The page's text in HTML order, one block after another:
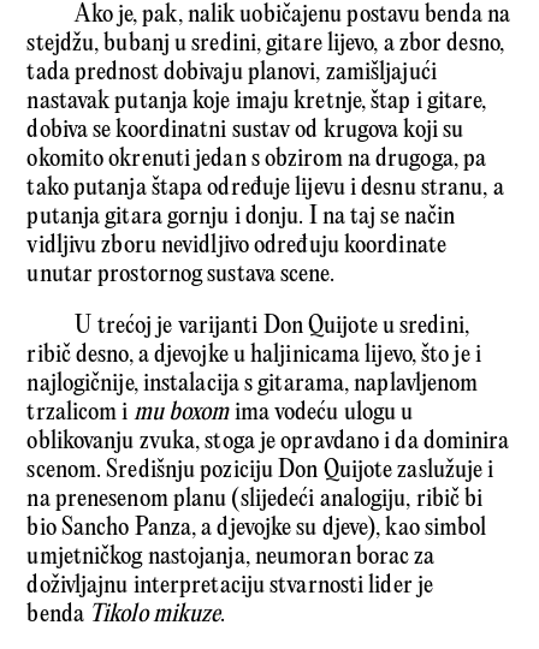
Ako je, pak, nalik uobičajenu postavu benda na
stejdžu, bubanj u sredini, gitare lijevo, a zbor desno,
tada prednost dobivaju planovi, zamišljajući
nastavak putanja koje imaju kretnje, štap i gitare,
dobiva se koordinatni sustav od krugova koji su
okomito okrenuti jedan s obzirom na drugoga, pa
tako putanja štapa određuje lijevu i desnu stranu, a
putanja gitara gornju i donju. I na taj se način
vidljivu zboru nevidljivo određuju koordinate
unutar prostornog sustava scene.
U trećoj je varijanti Don Quijote u sredini,
ribič desno, a djevojke u haljinicama lijevo, što je i
najlogičnije, instalacija s gitarama, naplavljenom
trzalicom i mu boxomima vodeću ulogu u
oblikovanju zvuka, stoga je opravdano i da dominira
scenom. Središnju poziciju Don Quijote zaslužuje i
na prenesenom planu (slijedeći analogiju, ribič bi
bio Sancho Panza, a djevojke su djeve), kao simbol
umjetničkog nastojanja, neumoran borac za
doživljajnu interpretaciju stvarnosti lider je
benda Tikolo mikuze.